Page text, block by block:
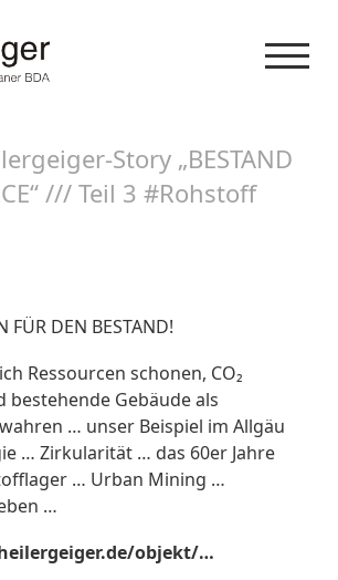
Story „BESTAND
/// Teil 3 #Rohstoff
FÜR DEN BESTAND!
Ressourcen schonen, CO₂
bestehende Gebäude als
… unser Beispiel im Allgäu
… Zirkularität … das 60er Jahre
… Urban Mining …
…
objekt/…